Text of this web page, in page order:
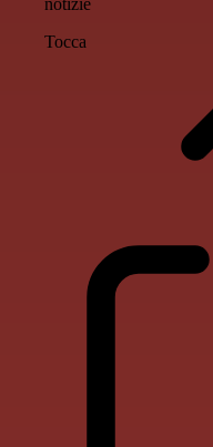
notizie
Tocca